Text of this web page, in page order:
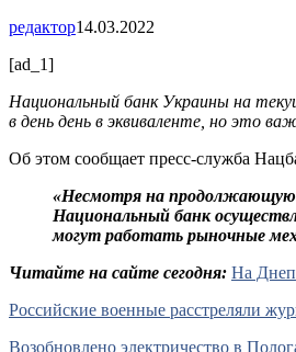
редактор14.03.2022
[ad_1]
Национальный банк Украины на
в день день в эквиваленте, но это
Об этом сообщает пресс-служба
«Несмотря на
Национальный банк
могут работать рыночные
Читайте на сайте сегодня: На
Российские военные расстреляли
Возобновлено электричество в